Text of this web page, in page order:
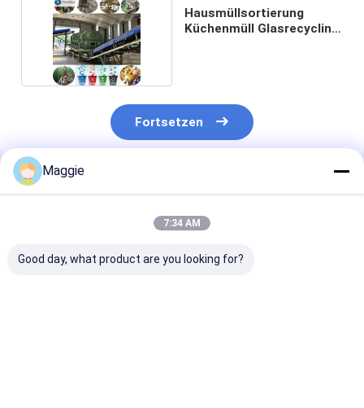
Hausmüllsortierung
Küchenmüll Glasrecycling
Fortsetzen
Empfohlene Produkte
Maggie
7:34 AM
Good day, what product are you looking for?